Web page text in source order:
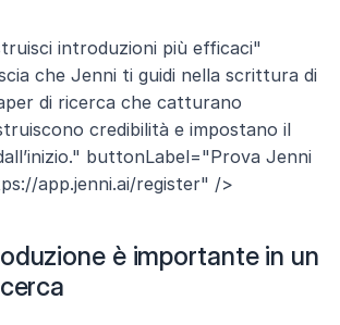
introduzioni più efficaci"
che Jenni ti guidi nella scrittura di
di ricerca che catturano
credibilità e impostano il
buttonLabel="Prova Jenni
app.jenni.ai/register" />
è importante in un